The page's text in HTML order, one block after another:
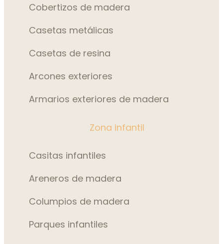
Cobertizos de madera
Casetas metálicas
Casetas de resina
Arcones exteriores
Armarios exteriores de madera
Zona infantil
Casitas infantiles
Areneros de madera
Columpios de madera
Parques infantiles